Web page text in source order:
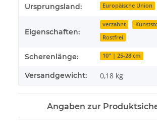
Produkteigenschaft
Wert
Ursprungsland: Europäische Union
Eigenschaften:
verzahnt
Rostfrei
Scherenlänge: 10" | 25-28 cm
Versandgewicht: 0,18 kg
Angaben zur